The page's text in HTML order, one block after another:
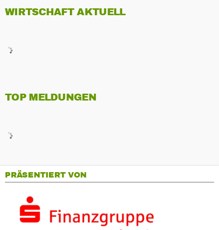
WIRTSCHAFT AKTUELL
TOP MELDUNGEN
PRÄSENTIERT VON